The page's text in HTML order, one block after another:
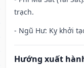
trạch.
- Ngũ Hư: Kỵ khởi
Hướng xuất